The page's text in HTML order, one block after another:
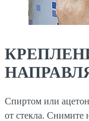
Спиртом или
от стекла.